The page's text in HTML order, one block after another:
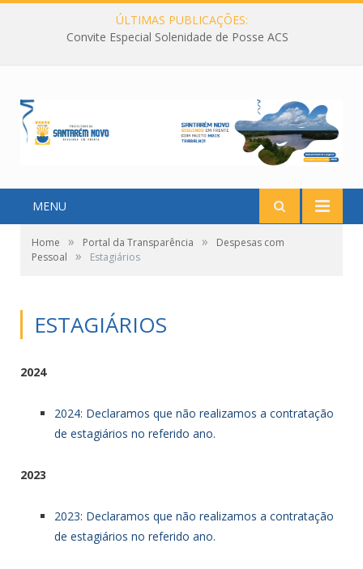
ÚLTIMAS PUBLICAÇÕES:
Convite Especial Solenidade de Posse ACS
MENU
Home » Portal da Transparência »
Despesas com
Pessoal
» Estagiários
ESTAGIÁRIOS
2024
2024: Declaramos que não realizamos a contratação
de estagiários no referido ano.
2023
2023: Declaramos que não realizamos a contratação
de estagiários no referido ano.